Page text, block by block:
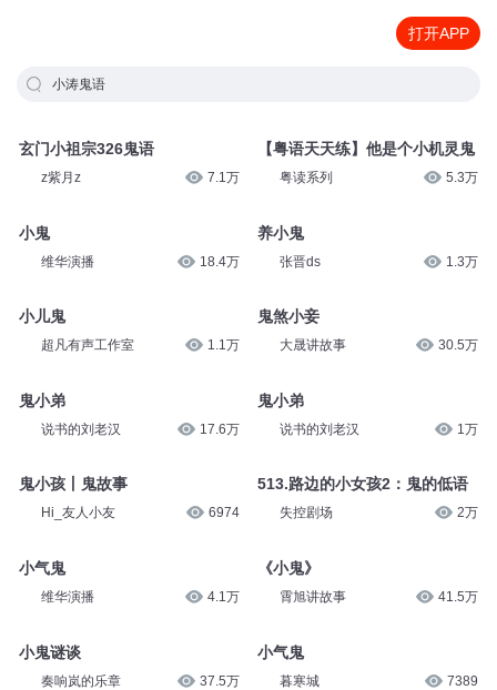
打开APP
小涛鬼语
玄门小祖宗326鬼语
z紫月z 7.1万
小鬼
维华演播 18.4万
小儿鬼
超凡有声工作室 1.1万
鬼小弟
说书的刘老汉 17.6万
鬼小孩丨鬼故事
Hi_友人小友 6974
小气鬼
维华演播 4.1万
小鬼谜谈
奏响岚的乐章 37.5万
【粤语天天练】他是个小机灵鬼
粤读系列 5.3万
养小鬼
张晋ds 1.3万
鬼煞小妾
大晟讲故事 30.5万
鬼小弟
说书的刘老汉 1万
513.路边的小女孩2：鬼的低语
失控剧场 2万
《小鬼》
霄旭讲故事 41.5万
小气鬼
暮寒城 7389